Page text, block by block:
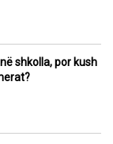
shkolla, por kush